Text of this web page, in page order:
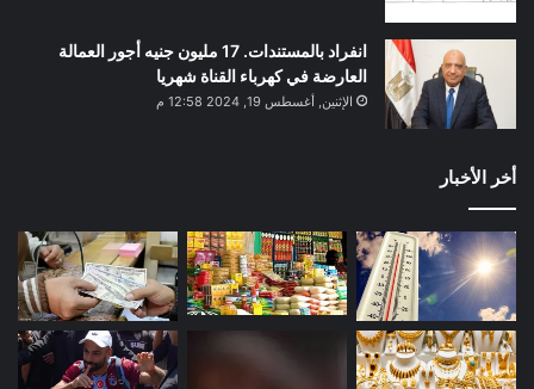
انفراد بالمستندات. 17 مليون جنيه أجور العمالة
العارضة في كهرباء القناة شهريا
الإثنين, أغسطس 19, 2024 12:58 م
أخر الأخبار